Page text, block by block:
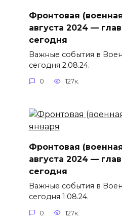
Фронтовая
августа 2024 —
сегодня
Важные события в
сегодня 2.08.24.
0 127к.
Фронтовая
августа 2024 —
сегодня
Важные события в
сегодня 1.08.24.
0 127к.